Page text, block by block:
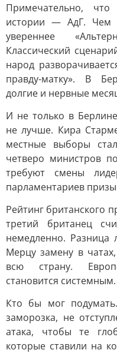
Примечательно,
истории — АдГ. Чем
увереннее
Классический
народ
правду-матку». В
долгие и нервные
И не только в
не лучше. Кира
местные выборы
четверо министров
требуют смены
парламентариев
Рейтинг британского
третий британец
немедленно.
Мерцу замену в
всю страну.
становится системным.
Кто бы мог
заморозка, не
атака, чтобы те
которые ставили на